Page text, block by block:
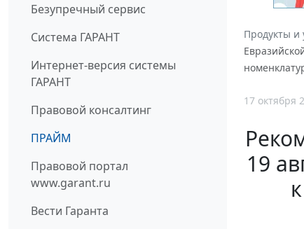
Безупречный сервис
Система ГАРАНТ
Интернет-версия системы
ГАРАНТ
Правовой консалтинг
ПРАЙМ
Правовой портал
www.garant.ru
Вести Гаранта
Продукты и
17 октября
19